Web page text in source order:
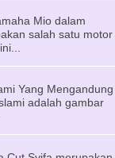
Mio dalam
salah satu motor
Yang Mengandung
adalah gambar